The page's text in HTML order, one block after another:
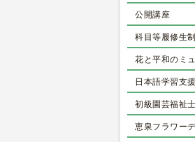
公開講座
科目等履修生
花と平和のミ
日本語学習支
初級園芸福祉
恵泉フラワー